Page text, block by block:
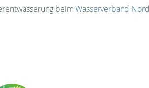
beim Wasserverband Nord